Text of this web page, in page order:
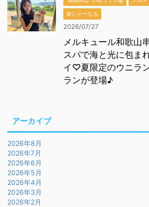
旅じゃーなる
2026/07/27
メルキュール和歌山
スパで海と光に包ま
イ♡夏限定のウニラ
ランが登場♪
アーカイブ
2026年8月
2026年7月
2026年6月
2026年5月
2026年4月
2026年3月
2026年2月